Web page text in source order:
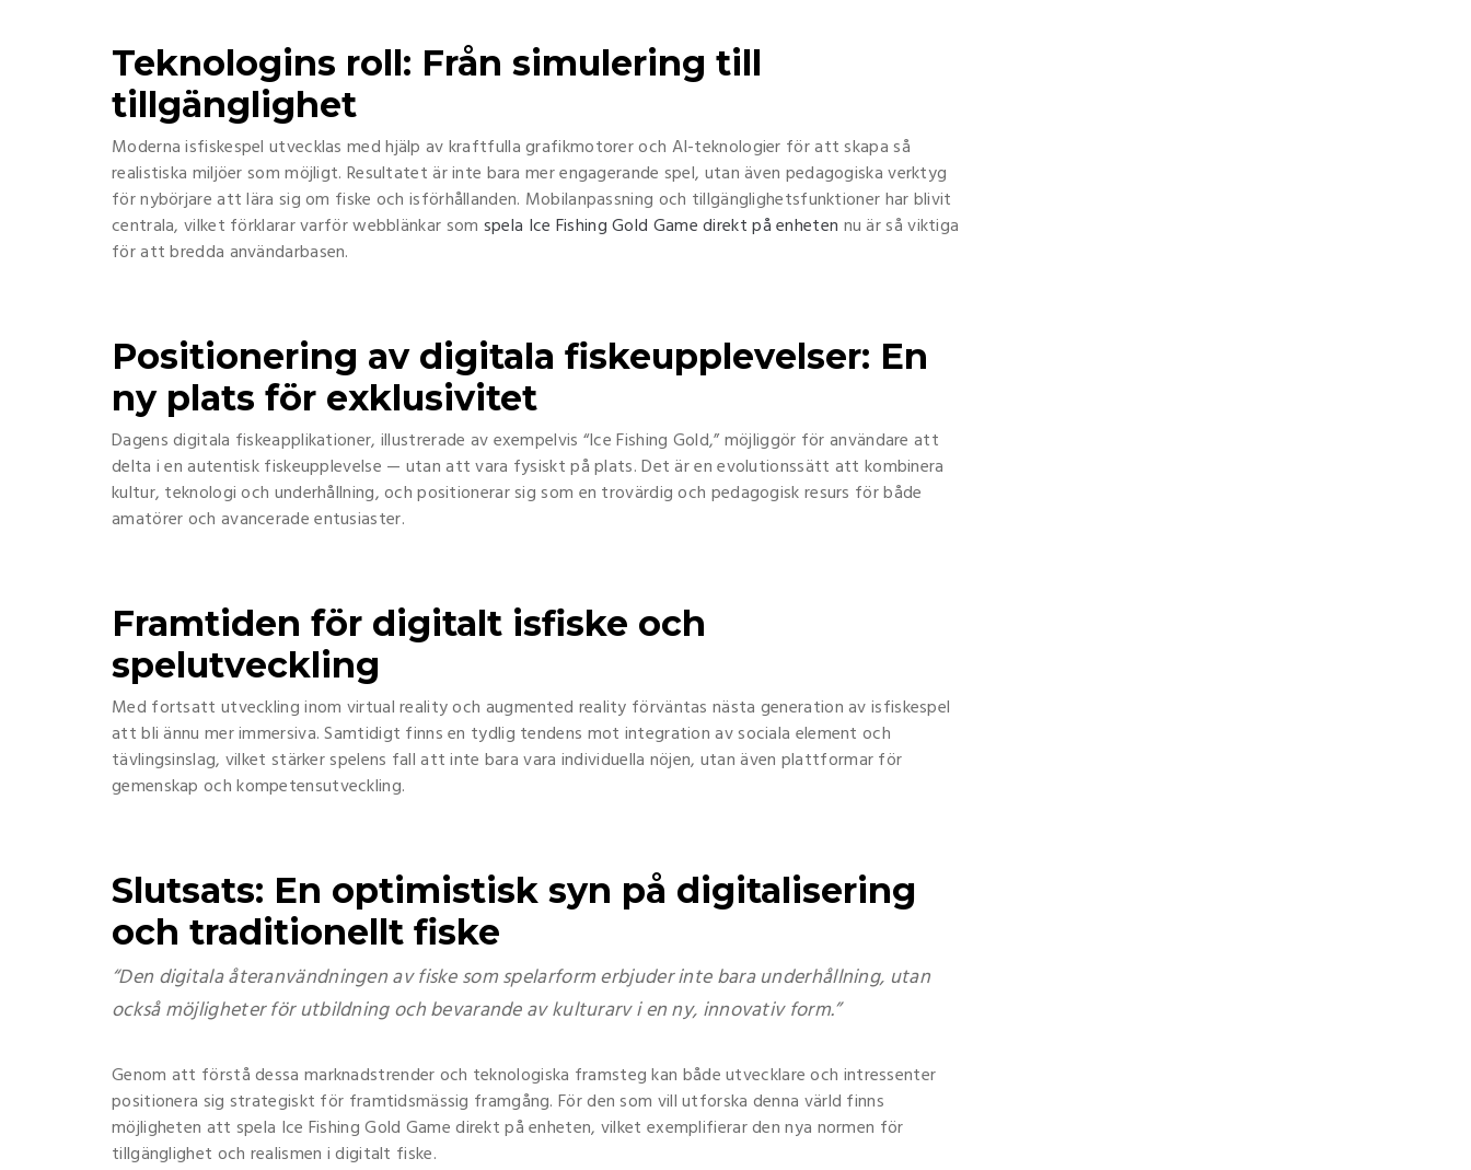
Teknologins roll: Från simulering till
tillgänglighet
Moderna isfiskespel utvecklas med hjälp av kraftfulla grafikmotorer och AI-teknologier för att skapa så
realistiska miljöer som möjligt. Resultatet är inte bara mer engagerande spel, utan även pedagogiska verktyg
för nybörjare att lära sig om fiske och isförhållanden. Mobilanpassning och tillgänglighetsfunktioner har blivit
centrala, vilket förklarar varför webblänkar som spela Ice Fishing Gold Game direkt på enheten nu är så viktiga
för att bredda användarbasen.
Positionering av digitala fiskeupplevelser: En
ny plats för exklusivitet
Dagens digitala fiskeapplikationer, illustrerade av exempelvis “Ice Fishing Gold,” möjliggör för användare att
delta i en autentisk fiskeupplevelse — utan att vara fysiskt på plats. Det är en evolutionssätt att kombinera
kultur, teknologi och underhållning, och positionerar sig som en trovärdig och pedagogisk resurs för både
amatörer och avancerade entusiaster.
Framtiden för digitalt isfiske och
spelutveckling
Med fortsatt utveckling inom virtual reality och augmented reality förväntas nästa generation av isfiskespel
att bli ännu mer immersiva. Samtidigt finns en tydlig tendens mot integration av sociala element och
tävlingsinslag, vilket stärker spelens fall att inte bara vara individuella nöjen, utan även plattformar för
gemenskap och kompetensutveckling.
Slutsats: En optimistisk syn på digitalisering
och traditionellt fiske
“Den digitala återanvändningen av fiske som spelarform erbjuder inte bara underhållning, utan
också möjligheter för utbildning och bevarande av kulturarv i en ny, innovativ form.”
Genom att förstå dessa marknadstrender och teknologiska framsteg kan både utvecklare och intressenter
positionera sig strategiskt för framtidsmässig framgång. För den som vill utforska denna värld finns
möjligheten att spela Ice Fishing Gold Game direkt på enheten, vilket exemplifierar den nya normen för
tillgänglighet och realismen i digitalt fiske.